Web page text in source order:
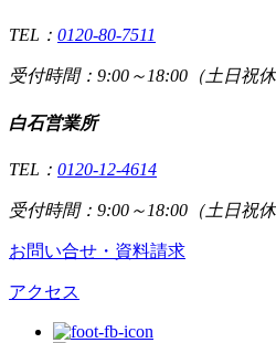
TEL： 0120-80-7511
受付時間：9:00～18:00（土日祝休
白石営業所
TEL： 0120-12-4614
受付時間：9:00～18:00（土日祝休
お問い合せ・資料請求
アクセス